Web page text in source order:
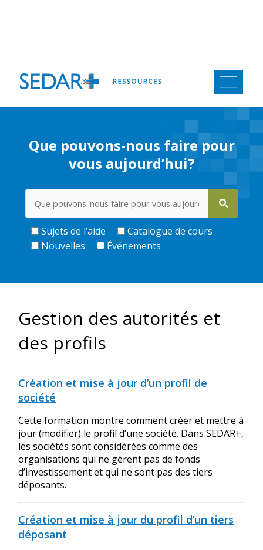
contenu
Que pouvons-nous faire pour
vous aujourd’hui?
Sujets de l’aide
Catalogue de cours
Nouvelles
Événements
Gestion des autorités et
des profils
Création et mise à jour d’un profil de
société
Cette formation montre comment créer et mettre à
jour (modifier) le profil d’une société. Dans SEDAR+,
les sociétés sont considérées comme des
organisations qui ne gèrent pas de fonds
d’investissement et qui ne sont pas des tiers
déposants.
Création et mise à jour du profil d’un tiers
déposant